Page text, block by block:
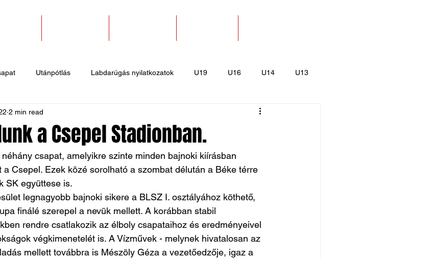
Utánpótlás Labdarúgás nyilatkozatok U19 U16 U14 U13
Sportlövő hírek Kajak-Kenu
a Csepel Stadionban.
2 min read
csapat, amelyikre szinte minden bajnoki kiírásban
Csepel. Ezek közé sorolható a szombat délután a Béke térre
SK együttese is.
legnagyobb bajnoki sikere a BLSZ I. osztályához köthető,
finálé szerepel a nevük mellett. A korábban stabil
rendre csatlakozik az élboly csapataihoz és eredményeivel
végkimenetelét is. A Vízművek - melynek hivatalosan az
mellett továbbra is Mészöly Géza a vezetőedzője, igaz a